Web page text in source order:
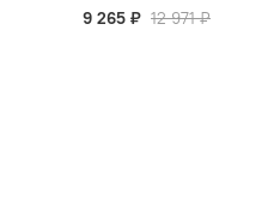
9 265 ₽ 12 971 ₽